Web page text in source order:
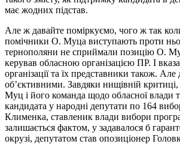
має жодних підстав.
Але ж давайте поміркуємо, чого ж так
помічники О. Муца виступають проти
тернополяни не сприймали позицію О.
керував обласною організацією ПР. І
організації та їх представники також. Але
об’єктивними. Завдяки нищівній
Муц і його команда щодо обласної влади
кандидата у народні депутати по 164
Клименка, ставленик влади вибори
залишається фактом, у задавалося б
окрузі, депутатом став опозиціонер